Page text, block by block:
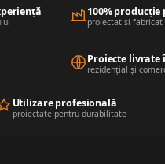
100%
proiectat și fabricat
Proiecte livrate
rezidențial și
Utilizare profesională
proiectate pentru durabilitate